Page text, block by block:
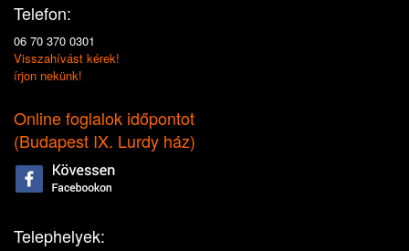
Telefon:
06 70 370 0301
Visszahívást kérek!
írjon nekünk!
Online foglalok időpontot
(Budapest IX. Lurdy ház)
Telephelyek: